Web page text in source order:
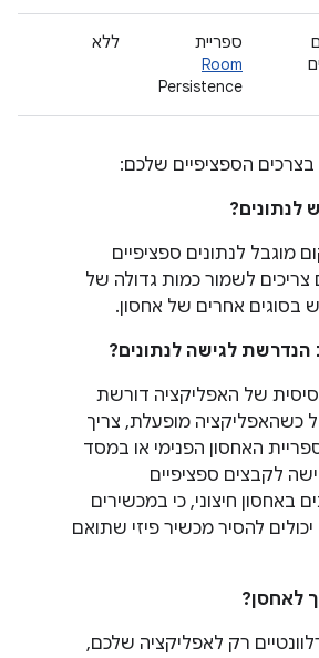
ספריית
Room
Persistence
ללא
הספציפיים שלכם:
לנתונים?
מוגבל לנתונים ספציפיים
לשמור כמות גדולה של
בסוגים אחרים של אחסון.
לגישה לנתונים?
של האפליקציה דורשת
כשהאפליקציה מופעלת, צריך
האחסון הפנימי או במסד
לקבצים ספציפיים
באחסון חיצוני, כי במכשירים
להסיר מכשיר פיזי שתואם
לאחסן?
רק לאפליקציה שלכם,